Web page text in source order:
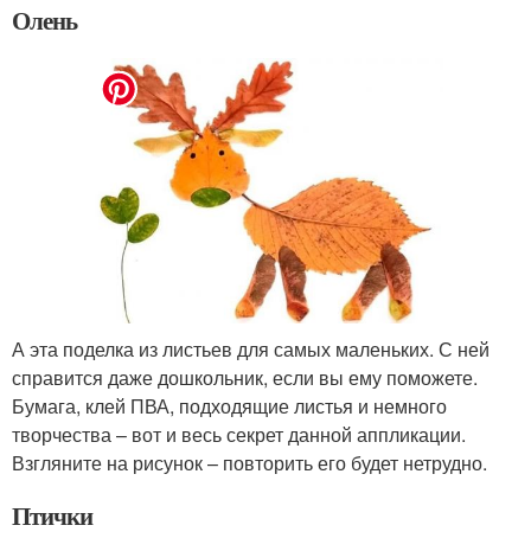
Олень
А эта поделка из листьев для самых маленьких. С ней
справится даже дошкольник, если вы ему поможете.
Бумага, клей ПВА, подходящие листья и немного
творчества – вот и весь секрет данной аппликации.
Взгляните на рисунок – повторить его будет нетрудно.
Птички